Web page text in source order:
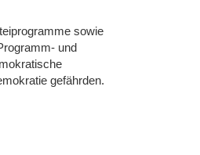
sowie
und
gefährden.